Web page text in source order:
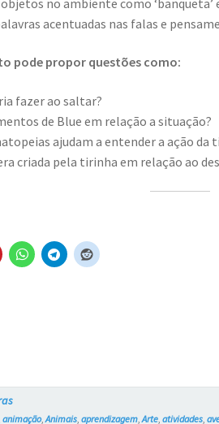
acentuadas nas falas e
pode propor questões como:
fazer ao saltar?
de Blue em relação a situação?
ajudam a entender a ação da
criada pela tirinha em relação ao
,animação,Animais ,aprendizagem ,Arte ,atividades ,